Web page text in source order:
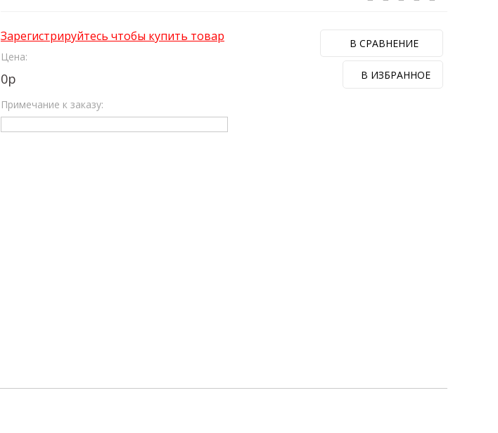
Зарегистрируйтесь чтобы купить товар
Цена:
0р
Примечание к заказу:
В СРАВНЕНИЕ
В ИЗБРАННОЕ